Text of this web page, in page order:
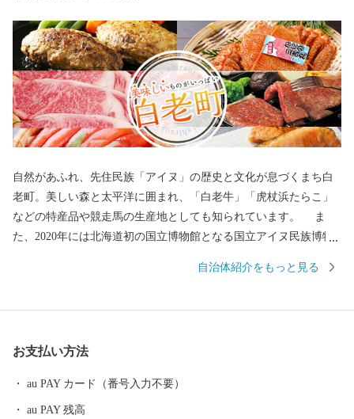
自然があふれ、先住民族「アイヌ」の歴史と文化が息づくまち白
老町。美しい森と太平洋に囲まれ、「白老牛」「虎杖浜たらこ」
などの特産品や競走馬の生産地としても知られています。 ま
た、2020年には北海道初の国立博物館となる国立アイヌ民族博物
化復興・創造の拠点として開設されました。 見どころ満載の白老
自治体紹介をもっと見る
お支払い方法
au PAY カード（番号入力不要）
au PAY 残高